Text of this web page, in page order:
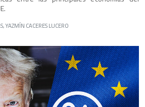
YAZMÍN CACERES LUCERO